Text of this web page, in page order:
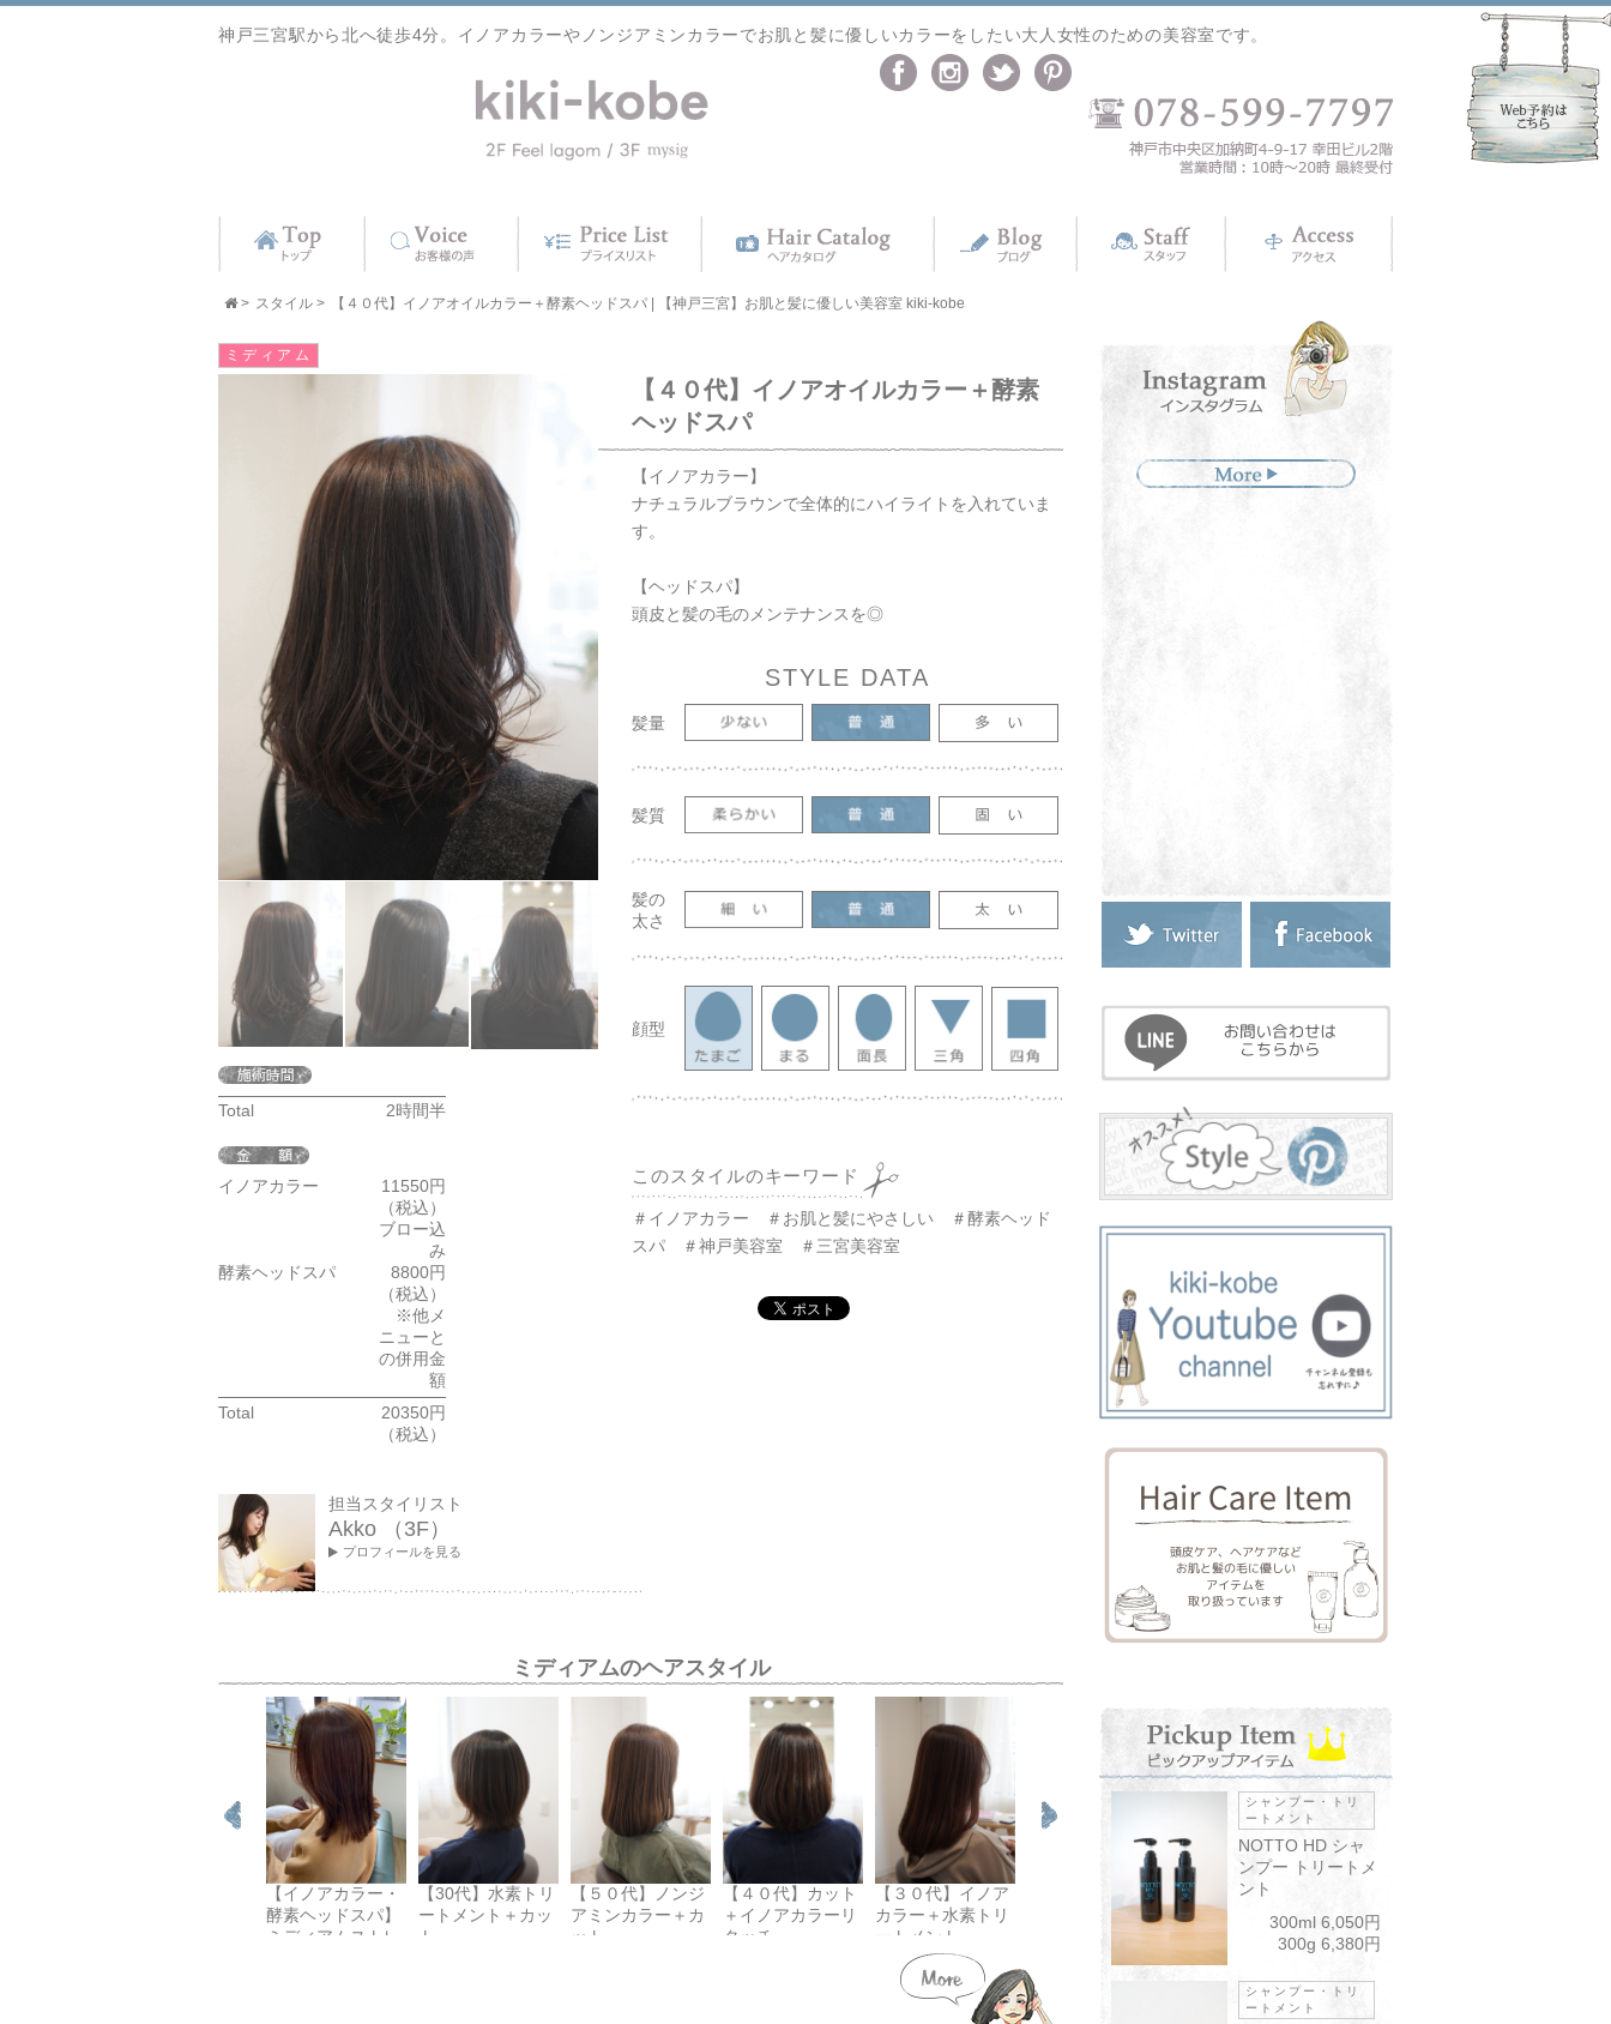
神戸三宮駅から北へ徒歩4分。イノアカラーやノンジアミンカラーでお肌と髪に優しいカラーをしたい大人女性のための美容室です。
> スタイル > 【４０代】イノアオイルカラー＋酵素ヘッドスパ | 【神戸三宮】お肌と髪に優しい美容室 kiki-kobe
ミディアム
Total 2時間半
イノアカラー
11550円
（税込）
ブロー込
み
酵素ヘッドスパ
8800円
（税込）
※他メ
ニューと
の併用金
額
Total
20350円
（税込）
【４０代】イノアオイルカラー＋酵素
ヘッドスパ
【イノアカラー】
ナチュラルブラウンで全体的にハイライトを入れていま
す。
【ヘッドスパ】
頭皮と髪の毛のメンテナンスを◎
STYLE DATA
髪量
髪質
髪の
太さ
顔型
このスタイルのキーワード
＃イノアカラー ＃お肌と髪にやさしい ＃酵素ヘッド
スパ ＃神戸美容室 ＃三宮美容室
担当スタイリスト
Akko （3F）
プロフィールを見る
ミディアムのヘアスタイル
【イノアカラー・
酵素ヘッドスパ】
ミディアムストレ
【30代】水素トリ
ートメント＋カッ
ト
【５０代】ノンジ
アミンカラー＋カ
ット
【４０代】カット
＋イノアカラーリ
タッチ
【３０代】イノア
カラー＋水素トリ
ートメント
【３０代】ノンジ
アミンカラーリタ
ッチ＋水素トリー
【イノアカラー・
酵素ヘッドスパ】
ミディアムストレ
ートメント＋カッ
ト
シャンプー・トリ
ートメント
NOTTO HD シャ
ンプー トリートメ
ント
300ml 6,050円
300g 6,380円
シャンプー・トリ
ートメント